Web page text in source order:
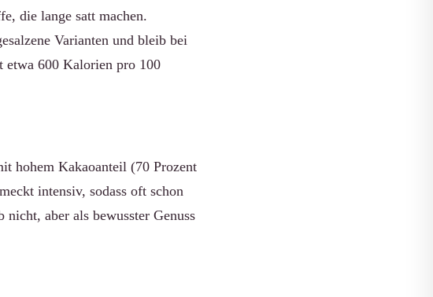
die lange satt machen.
Varianten und bleib bei
etwa 600 Kalorien pro 100
hohem Kakaoanteil (70 Prozent
intensiv, sodass oft schon
aber als bewusster Genuss